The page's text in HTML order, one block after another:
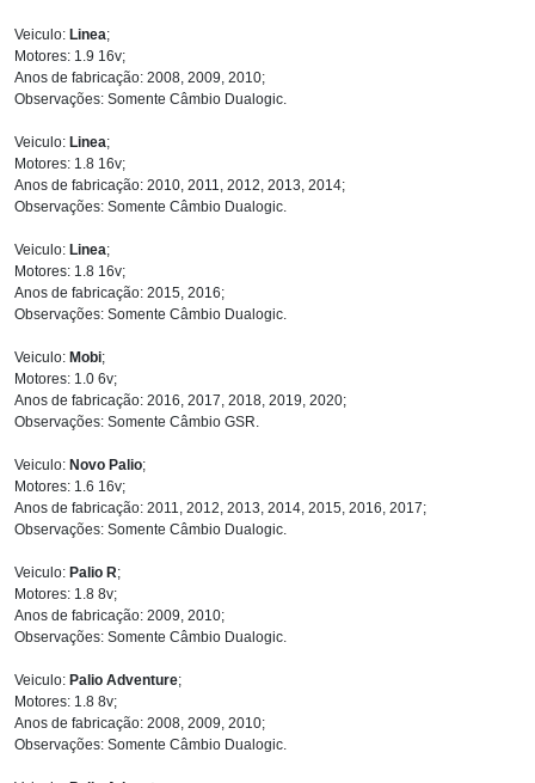
Veiculo: Linea;
Motores: 1.9 16v;
Anos de fabricação: 2008, 2009, 2010;
Observações: Somente Câmbio Dualogic.
Veiculo: Linea;
Motores: 1.8 16v;
Anos de fabricação: 2010, 2011, 2012, 2013, 2014;
Observações: Somente Câmbio Dualogic.
Veiculo: Linea;
Motores: 1.8 16v;
Anos de fabricação: 2015, 2016;
Observações: Somente Câmbio Dualogic.
Veiculo: Mobi;
Motores: 1.0 6v;
Anos de fabricação: 2016, 2017, 2018, 2019, 2020;
Observações: Somente Câmbio GSR.
Veiculo: Novo Palio;
Motores: 1.6 16v;
Anos de fabricação: 2011, 2012, 2013, 2014, 2015, 2016, 2017;
Observações: Somente Câmbio Dualogic.
Veiculo: Palio R;
Motores: 1.8 8v;
Anos de fabricação: 2009, 2010;
Observações: Somente Câmbio Dualogic.
Veiculo: Palio Adventure;
Motores: 1.8 8v;
Anos de fabricação: 2008, 2009, 2010;
Observações: Somente Câmbio Dualogic.